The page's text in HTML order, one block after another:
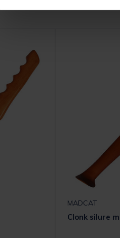
MADCAT
Clonk silure